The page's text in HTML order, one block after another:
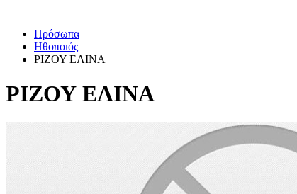
Πρόσωπα
Ηθοποιός
ΡΙΖΟΥ ΕΛΙΝΑ
ΡΙΖΟΥ ΕΛΙΝΑ